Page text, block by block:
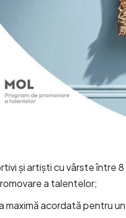
și artiști cu vârste între
a talentelor;
maximă acordată pentru